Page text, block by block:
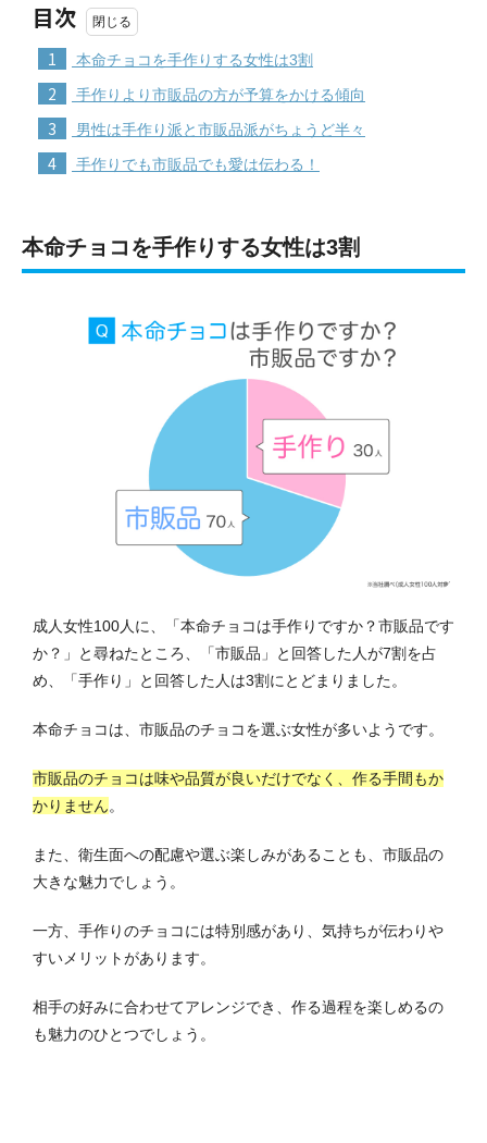
目次
1 本命チョコを手作りする女性は3割
2 手作りより市販品の方が予算をかける傾向
3 男性は手作り派と市販品派がちょうど半々
4 手作りでも市販品でも愛は伝わる！
本命チョコを手作りする女性は3割
成人女性100人に、「本命チョコは手作りですか？市販品です
か？」と尋ねたところ、「市販品」と回答した人が7割を占
め、「手作り」と回答した人は3割にとどまりました。
本命チョコは、市販品のチョコを選ぶ女性が多いようです。
市販品のチョコは味や品質が良いだけでなく、作る手間もか
かりません。
また、衛生面への配慮や選ぶ楽しみがあることも、市販品の
大きな魅力でしょう。
一方、手作りのチョコには特別感があり、気持ちが伝わりや
すいメリットがあります。
相手の好みに合わせてアレンジでき、作る過程を楽しめるの
も魅力のひとつでしょう。